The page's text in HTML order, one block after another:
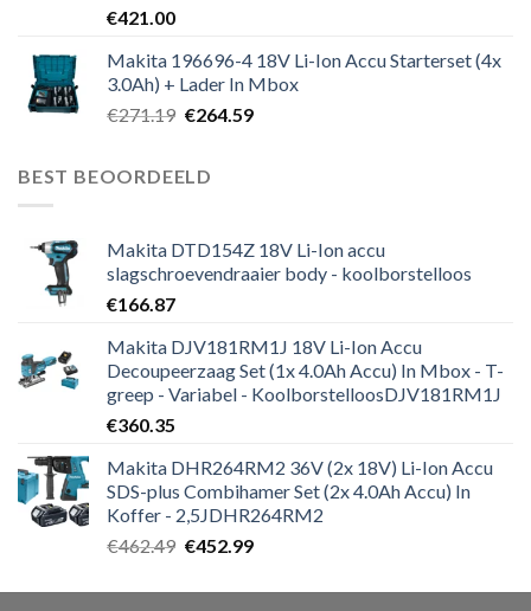
€421.00
Makita 196696-4 18V Li-Ion Accu Starterset (4x
3.0Ah) + Lader In Mbox
€271.19 Oorspronkelijke
€271.19.
€264.59Huidige
BEST BEOORDEELD
Makita DTD154Z 18V Li-Ion accu
slagschroevendraaier body - koolborstelloos
€166.87
Makita DJV181RM1J 18V Li-Ion Accu
Decoupeerzaag Set (1x 4.0Ah Accu) In Mbox - T-
greep - Variabel - KoolborstelloosDJV181RM1J
€360.35
Makita DHR264RM2 36V (2x 18V) Li-Ion Accu
SDS-plus Combihamer Set (2x 4.0Ah Accu) In
Koffer - 2,5JDHR264RM2
€462.49 Oorspronkelijke
was:
€452.99Huidige
is: